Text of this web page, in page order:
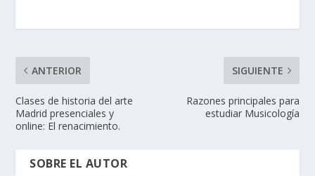
ANTERIOR
Clases de historia del arte
Madrid presenciales y
online: El renacimiento.
SIGUIENTE
Razones principales para
estudiar Musicología
SOBRE EL AUTOR